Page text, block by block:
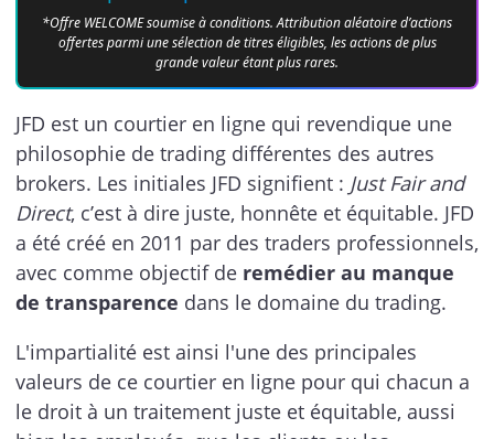
*Offre WELCOME soumise à conditions. Attribution aléatoire d’actions
offertes parmi une sélection de titres éligibles, les actions de plus
grande valeur étant plus rares.
JFD est un courtier en ligne qui revendique une
philosophie de trading différentes des autres
brokers. Les initiales JFD signifient : Just Fair and
Direct, c’est à dire juste, honnête et équitable. JFD
a été créé en 2011 par des traders professionnels,
avec comme objectif de remédier au manque
de transparence dans le domaine du trading.
L'impartialité est ainsi l'une des principales
valeurs de ce courtier en ligne pour qui chacun a
le droit à un traitement juste et équitable, aussi